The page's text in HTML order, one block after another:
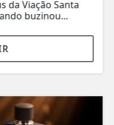
da Viação Santa
buzinou...